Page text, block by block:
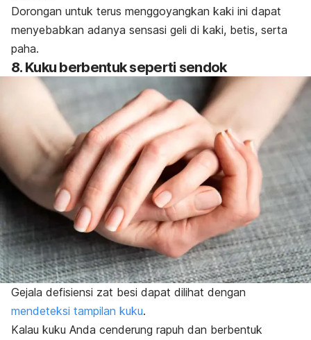
Dorongan untuk terus menggoyangkan kaki ini dapat
menyebabkan adanya sensasi geli di kaki, betis, serta
paha.
8. Kuku berbentuk seperti sendok
Gejala defisiensi zat besi dapat dilihat dengan
mendeteksi tampilan kuku.
Kalau kuku Anda cenderung rapuh dan berbentuk